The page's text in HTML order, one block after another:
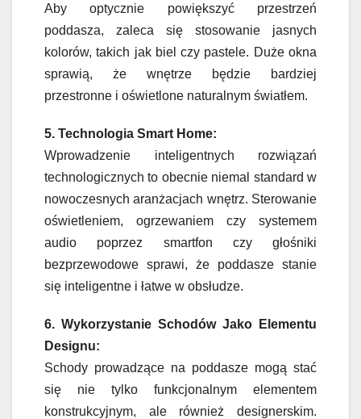
Aby optycznie powiększyć przestrzeń
poddasza, zaleca się stosowanie jasnych
kolorów, takich jak biel czy pastele. Duże okna
sprawią, że wnętrze będzie bardziej
przestronne i oświetlone naturalnym światłem.
5. Technologia Smart Home:
Wprowadzenie inteligentnych rozwiązań
technologicznych to obecnie niemal standard w
nowoczesnych aranżacjach wnętrz. Sterowanie
oświetleniem, ogrzewaniem czy systemem
audio poprzez smartfon czy głośniki
bezprzewodowe sprawi, że poddasze stanie
się inteligentne i łatwe w obsłudze.
6. Wykorzystanie Schodów Jako Elementu
Designu:
Schody prowadzące na poddasze mogą stać
się nie tylko funkcjonalnym elementem
konstrukcyjnym, ale również designerskim.